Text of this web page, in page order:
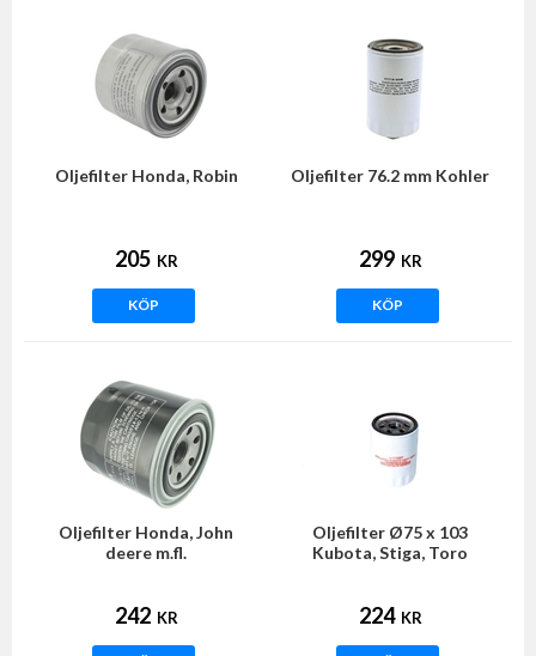
Oljefilter Honda, Robin
205 KR
KÖP
Oljefilter 76.2 mm Kohler
299 KR
KÖP
Oljefilter Honda, John
deere m.fl.
242 KR
Oljefilter Ø75 x 103
Kubota, Stiga, Toro
224 KR